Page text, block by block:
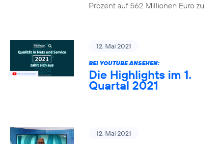
Prozent auf 562 Millionen Euro zu.
12. Mai 2021
BEI YOUTUBE ANSEHEN:
Die Highlights im 1.
Quartal 2021
12. Mai 2021